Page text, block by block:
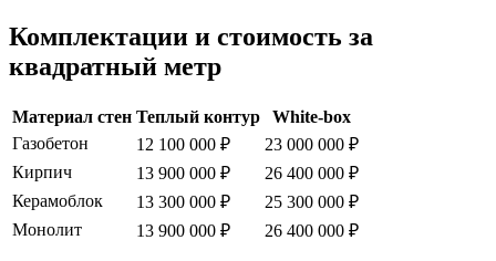
Комплектации и стоимость за
квадратный метр
Материал стен Теплый контур
White-box
Газобетон
12 100 000 ₽
23 000 000 ₽
Кирпич
13 900 000 ₽
26 400 000 ₽
Керамоблок
13 300 000 ₽
25 300 000 ₽
Монолит
13 900 000 ₽ 26 400 000 ₽